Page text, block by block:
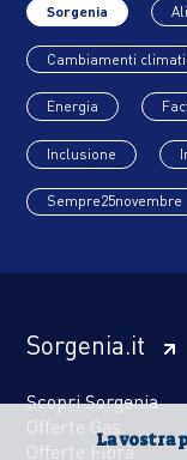
La vostra
Sorgenia
Cambiamenti
Energia
Inclusione
Sempre25novembre
Sorgenia.it
Scopri Sorgenia
Offerte Gas
Offerte Fibra